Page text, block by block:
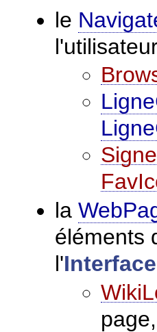
le
la
éléments
l'